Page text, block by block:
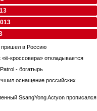
пришел в Россию
кроссовера» откладывается
- богатырь
оснащение российских
SsangYong Actyon прописался